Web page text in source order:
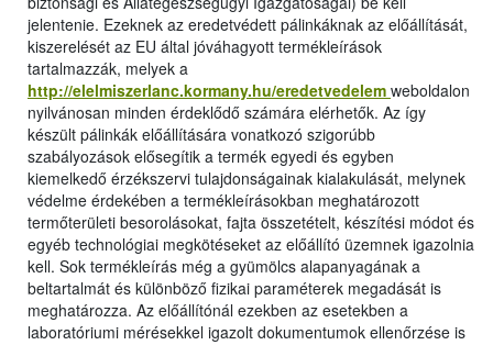
jelentenie. Ezeknek az eredetvédett pálinkáknak az előállítását,
kiszerelését az EU által jóváhagyott termékleírások
tartalmazzák, melyek a
http://elelmiszerlanc.kormany.hu/eredetvedelem weboldalon
nyilvánosan minden érdeklődő számára elérhetők. Az így
készült pálinkák előállítására vonatkozó szigorúbb
szabályozások elősegítik a termék egyedi és egyben
kiemelkedő érzékszervi tulajdonságainak kialakulását, melynek
védelme érdekében a termékleírásokban meghatározott
termőterületi besorolásokat, fajta összetételt, készítési módot és
egyéb technológiai megkötéseket az előállító üzemnek igazolnia
kell. Sok termékleírás még a gyümölcs alapanyagának a
beltartalmát és különböző fizikai paraméterek megadását is
meghatározza. Az előállítónál ezekben az esetekben a
laboratóriumi mérésekkel igazolt dokumentumok ellenőrzése is